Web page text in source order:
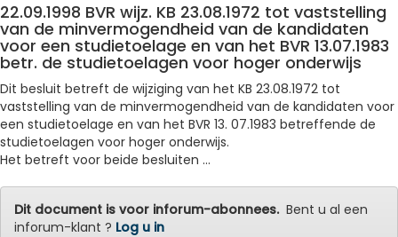
22.09.1998 BVR wijz. KB 23.08.1972 tot vaststelling
van de minvermogendheid van de kandidaten
voor een studietoelage en van het BVR 13.07.1983
betr. de studietoelagen voor hoger onderwijs
Dit besluit betreft de wijziging van het KB 23.08.1972 tot
vaststelling van de minvermogendheid van de kandidaten voor
een studietoelage en van het BVR 13. 07.1983 betreffende de
studietoelagen voor hoger onderwijs.
Het betreft voor beide besluiten ...
Dit document is voor inforum-abonnees.Bent u al een
inforum-klant ? Log u in